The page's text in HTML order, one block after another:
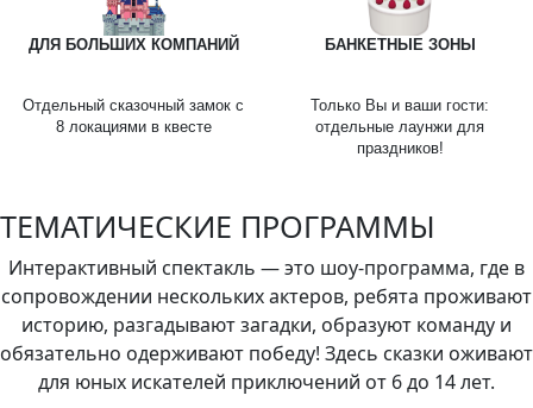
ДЛЯ БОЛЬШИХ КОМПАНИЙ
Отдельный сказочный замок с
8 локациями в квесте
БАНКЕТНЫЕ ЗОНЫ
Только Вы и ваши гости:
отдельные лаунжи для
праздников!
ТЕМАТИЧЕСКИЕ ПРОГРАММЫ
Интерактивный спектакль — это шоу-программа, где в
сопровождении нескольких актеров, ребята проживают
историю, разгадывают загадки, образуют команду и
обязательно одерживают победу! Здесь сказки оживают
для юных искателей приключений от 6 до 14 лет.